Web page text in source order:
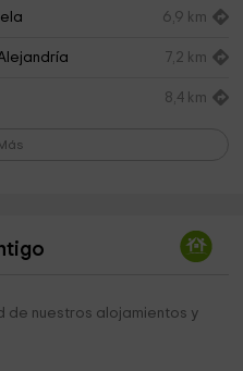
6,9 km
7,2 km
8,4 km
16,6 km
de nuestros alojamientos y